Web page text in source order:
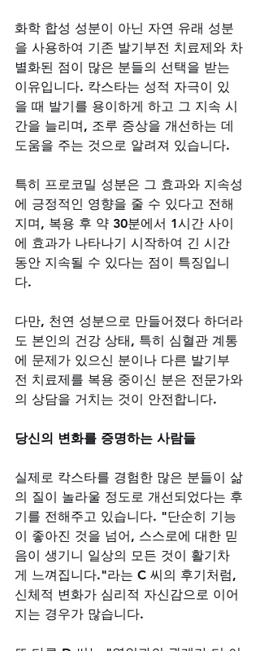
화학 합성 성분이 아닌 자연 유래 성분
을 사용하여 기존 발기부전 치료제와 차
별화된 점이 많은 분들의 선택을 받는
이유입니다. 칵스타는 성적 자극이 있
을 때 발기를 용이하게 하고 그 지속 시
간을 늘리며, 조루 증상을 개선하는 데
도움을 주는 것으로 알려져 있습니다.
특히 프로코밀 성분은 그 효과와 지속성
에 긍정적인 영향을 줄 수 있다고 전해
지며, 복용 후 약 30분에서 1시간 사이
에 효과가 나타나기 시작하여 긴 시간
동안 지속될 수 있다는 점이 특징입니
다.
다만, 천연 성분으로 만들어졌다 하더라
도 본인의 건강 상태, 특히 심혈관 계통
에 문제가 있으신 분이나 다른 발기부
전 치료제를 복용 중이신 분은 전문가와
의 상담을 거치는 것이 안전합니다.
당신의 변화를 증명하는 사람들
실제로 칵스타를 경험한 많은 분들이 삶
의 질이 놀라울 정도로 개선되었다는 후
기를 전해주고 있습니다. "단순히 기능
이 좋아진 것을 넘어, 스스로에 대한 믿
음이 생기니 일상의 모든 것이 활기차
게 느껴집니다."라는 C 씨의 후기처럼,
신체적 변화가 심리적 자신감으로 이어
지는 경우가 많습니다.